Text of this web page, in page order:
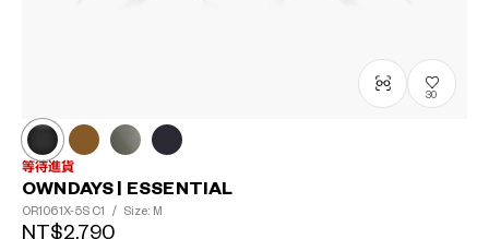
30
等待進貨
OWNDAYS | ESSENTIAL
OR1061X-5S C1 / Size: M
NT$2,790